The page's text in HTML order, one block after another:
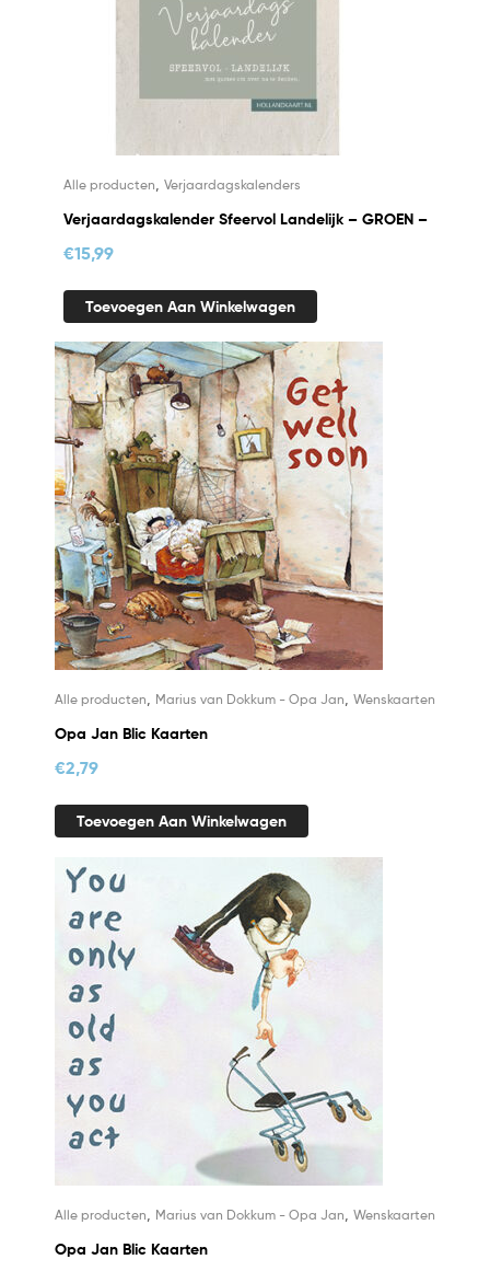
Alle producten Verjaardagskalenders
Verjaardagskalender Sfeervol Landelijk – GROEN –
€15,99
Toevoegen Aan Winkelwagen
Alle producten, Marius van Dokkum - Opa Jan, Wenskaarten
Opa Jan Blic Kaarten
€2,79
Toevoegen Aan Winkelwagen
Alle producten Marius van Dokkum - Opa Jan Wenskaarten
Opa Jan Blic Kaarten